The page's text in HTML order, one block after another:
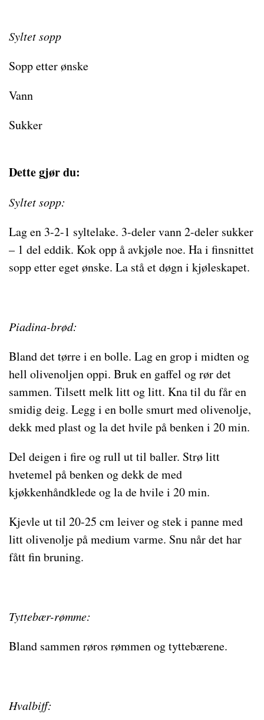
Syltet sopp
Sopp etter ønske
Vann
Sukker
Dette gjør du:
Syltet sopp:
Lag en 3-2-1 syltelake. 3-deler vann 2-deler sukker
– 1 del eddik. Kok opp å avkjøle noe. Ha i finsnittet
sopp etter eget ønske. La stå et døgn i kjøleskapet.
Piadina-brød:
Bland det tørre i en bolle. Lag en grop i midten og
hell olivenoljen oppi. Bruk en gaffel og rør det
sammen. Tilsett melk litt og litt. Kna til du får en
smidig deig. Legg i en bolle smurt med olivenolje,
dekk med plast og la det hvile på benken i 20 min.
Del deigen i fire og rull ut til baller. Strø litt
hvetemel på benken og dekk de med
kjøkkenhåndklede og la de hvile i 20 min.
Kjevle ut til 20-25 cm leiver og stek i panne med
litt olivenolje på medium varme. Snu når det har
fått fin bruning.
Tyttebær-rømme:
Bland sammen røros rømmen og tyttebærene.
Hvalbiff: